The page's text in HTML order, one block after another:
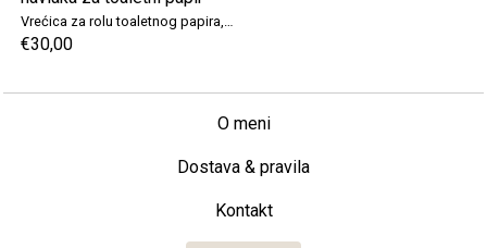
€30,00
O meni
Dostava & pravila
Kontakt